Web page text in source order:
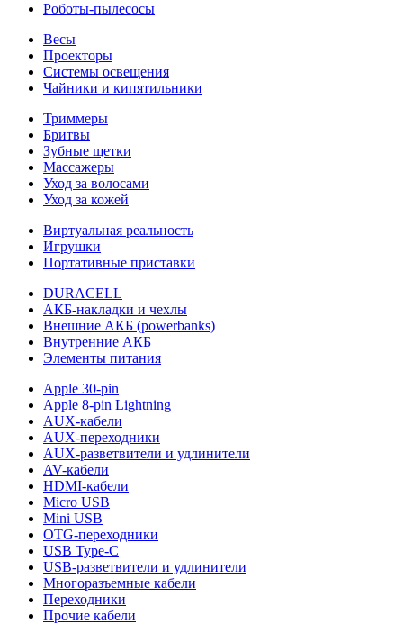
Роботы-пылесосы
Весы
Проекторы
Системы освещения
Чайники и кипятильники
Триммеры
Бритвы
Зубные щетки
Массажеры
Уход за волосами
Уход за кожей
Виртуальная реальность
Игрушки
Портативные приставки
DURACELL
АКБ-накладки и чехлы
Внешние АКБ (powerbanks)
Внутренние АКБ
Элементы питания
Apple 30-pin
Apple 8-pin Lightning
AUX-кабели
AUX-переходники
AUX-разветвители и удлинители
AV-кабели
HDMI-кабели
Micro USB
Mini USB
OTG-переходники
USB Type-C
USB-разветвители и удлинители
Многоразъемные кабели
Переходники
Прочие кабели